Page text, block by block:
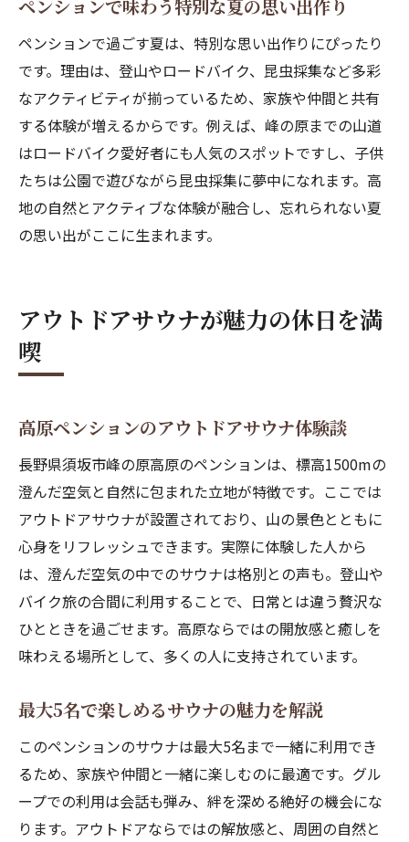
し方
昆虫好きも満足できるペンションステイの
楽しさ
峰の原高原の自然とペンションの楽しみ方
四季折々の自然を感じるペンション滞在の
醍醐味
自然散策でリフレッシュする高原ペンショ
ン体験
自然と調和したペンションでの過ごし方提
イント
休日に心身を癒すペンションの過ごし方
ペンションで実感する癒やしの休日の過ご
し方
高原で味わうペンションの贅沢な朝食体験
自然と向き合うことで得られる心のリセッ
ト
仲間や家族と語らうペンションの夜時間の
魅力
リラクゼーションを深めるペンション活用
非日常を楽しむペンションならではの休日
提案
ペンションで味わう特別な夏の思い出作り
ペンションで過ごす夏は、特別な思い出作りにぴったり
です。理由は、登山やロードバイク、昆虫採集など多彩
なアクティビティが揃っているため、家族や仲間と共有
する体験が増えるからです。例えば、峰の原までの山道
はロードバイク愛好者にも人気のスポットですし、子供
たちは公園で遊びながら昆虫採集に夢中になれます。高
地の自然とアクティブな体験が融合し、忘れられない夏
の思い出がここに生まれます。
アウトドアサウナが魅力の休日を満
喫
高原ペンションのアウトドアサウナ体験談
長野県須坂市峰の原高原のペンションは、標高1500mの
澄んだ空気と自然に包まれた立地が特徴です。ここでは
アウトドアサウナが設置されており、山の景色とともに
心身をリフレッシュできます。実際に体験した人から
は、澄んだ空気の中でのサウナは格別との声も。登山や
バイク旅の合間に利用することで、日常とは違う贅沢な
ひとときを過ごせます。高原ならではの開放感と癒しを
味わえる場所として、多くの人に支持されています。
最大5名で楽しめるサウナの魅力を解説
このペンションのサウナは最大5名まで一緒に利用でき
るため、家族や仲間と一緒に楽しむのに最適です。グル
ープでの利用は会話も弾み、絆を深める絶好の機会にな
ります。アウトドアならではの解放感と、周囲の自然と